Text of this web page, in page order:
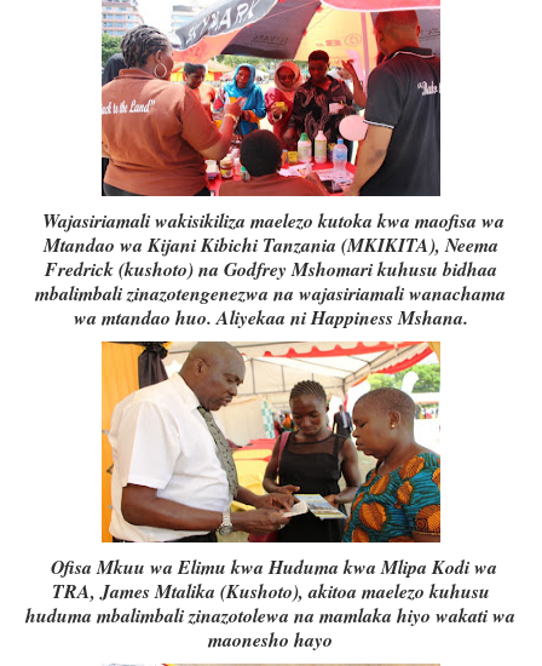
Wajasiriamali wakisikiliza maelezo kutoka kwa maofisa wa
Mtandao wa Kijani Kibichi Tanzania (MKIKITA), Neema
Fredrick (kushoto) na Godfrey Mshomari kuhusu bidhaa
mbalimbali zinazotengenezwa na wajasiriamali wanachama
wa mtandao huo. Aliyekaa ni Happiness Mshana.
Ofisa Mkuu wa Elimu kwa Huduma kwa Mlipa Kodi wa
TRA, James Mtalika (Kushoto), akitoa maelezo kuhusu
huduma mbalimbali zinazotolewa na mamlaka hiyo wakati wa
maonesho hayo